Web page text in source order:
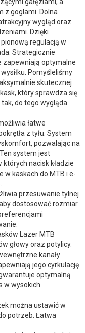
z goglami. Dolna
wygląd oraz
Dzięki
regulacją w
Strategicznie
optymalne
Pomyśleliśmy
skutecznej
który sprawdza się
do tego wygląda
łatwe
z tyłu. System
pozwalając na
system jest
nacisk kładzie
w kaskach do MTB i e-
przesuwanie tylnej
dostosować rozmiar
Lazer MTB
głowy oraz potylicy.
kanały
jego cyrkulację
optymalną
w wysokich
można ustawić w
potrzeb. Łatwa